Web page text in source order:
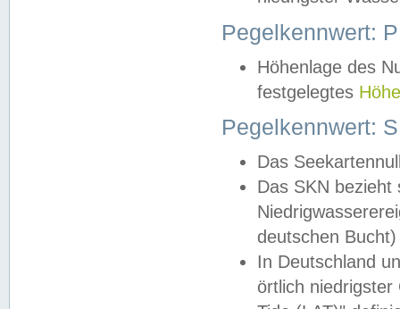
Pegelkennwert:
Höhenlage des
festgelegtes
Pegelkennwert:
Das
Das SKN
deutschen
In Deutschland
örtlich